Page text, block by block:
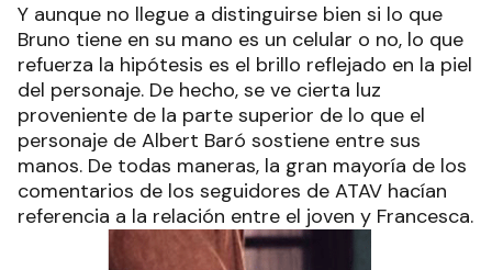
Y aunque no llegue a distinguirse bien si lo que
Bruno tiene en su mano es un celular o no, lo que
refuerza la hipótesis es el brillo reflejado en la piel
del personaje. De hecho, se ve cierta luz
proveniente de la parte superior de lo que el
personaje de Albert Baró sostiene entre sus
manos. De todas maneras, la gran mayoría de los
comentarios de los seguidores de ATAV hacían
referencia a la relación entre el joven y Francesca.